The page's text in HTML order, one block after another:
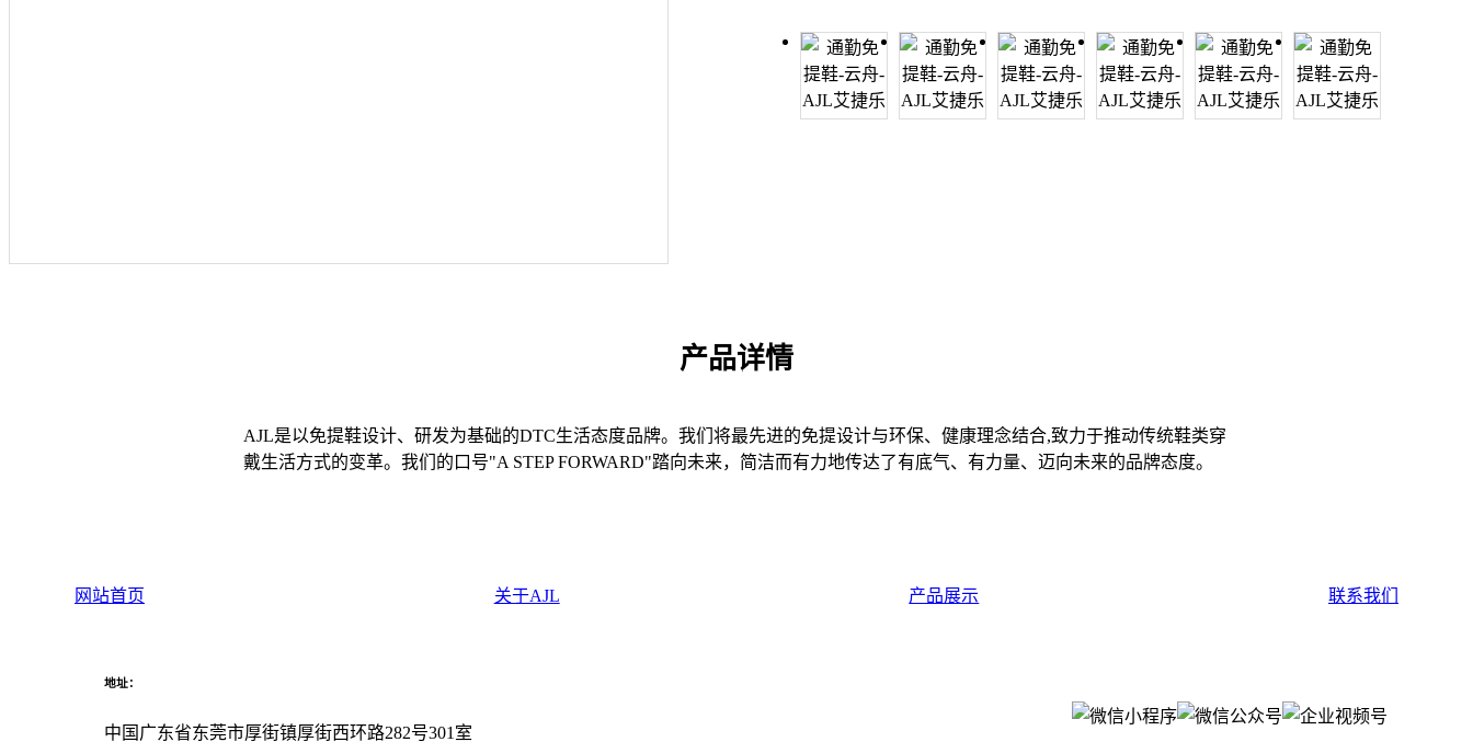
产品详情
AJL是以免提鞋设计、研发为基础的DTC生活态度品牌。我们将最先进的免提设计与环保、健康理念结合,致力于推动传统鞋类穿
戴生活方式的变革。我们的口号"A STEP FORWARD"踏向未来，简洁而有力地传达了有底气、有力量、迈向未来的品牌态度。
网站首页 关于AJL 产品展示 联系我们
地址：
中国广东省东莞市厚街镇厚街西环路282号301室